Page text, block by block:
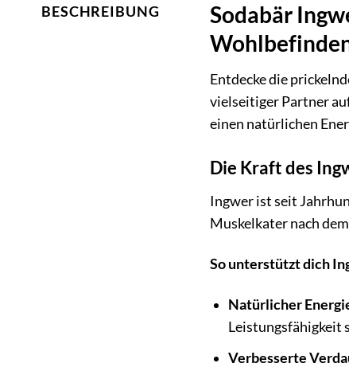
BESCHREIBUNG
Sodabär
Entdecke die
vielseitiger Partner
einen natürlichen
Die Kraft des
Ingwer ist seit
Muskelkater nach
So unterstützt dich
Natürlicher
Leistungsfähigkeit
Verbesserte